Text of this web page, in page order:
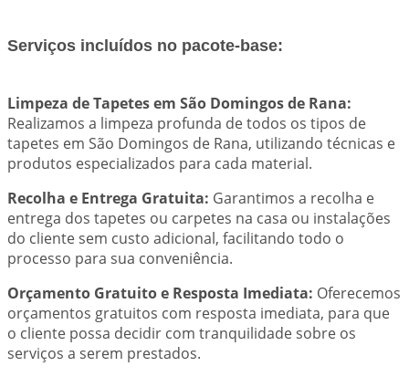
Serviços incluídos no pacote-base:
Limpeza de Tapetes em São Domingos de Rana:
Realizamos a limpeza profunda de todos os tipos de
tapetes em São Domingos de Rana, utilizando técnicas e
produtos especializados para cada material.
Recolha e Entrega Gratuita: Garantimos a recolha e
entrega dos tapetes ou carpetes na casa ou instalações
do cliente sem custo adicional, facilitando todo o
processo para sua conveniência.
Orçamento Gratuito e Resposta Imediata: Oferecemos
orçamentos gratuitos com resposta imediata, para que
o cliente possa decidir com tranquilidade sobre os
serviços a serem prestados.